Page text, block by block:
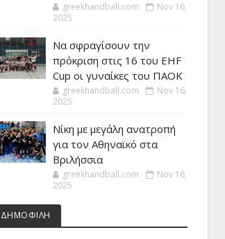
greekhandball.com
Nov 16,
2025
Να σφραγίσουν την
πρόκριση στις 16 του EHF
Cup οι γυναίκες του ΠΑΟΚ
greekhandball.com
Nov 16,
2025
Νίκη με μεγάλη ανατροπή
για τον Αθηναϊκό στα
Βριλήσσια
greekhandball.com
Nov 16,
2025
ΔΗΜΟΦΙΛΗ